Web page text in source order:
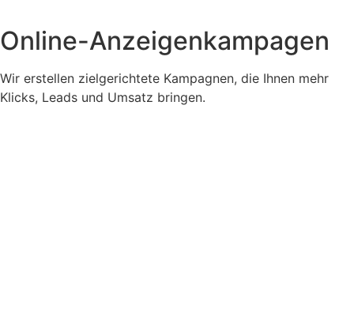
Online-Anzeigenkampagen
Wir erstellen zielgerichtete Kampagnen, die Ihnen mehr
Klicks, Leads und Umsatz bringen.